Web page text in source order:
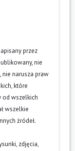
przez
nie
nie narusza praw
które
od wszelkich
wszelkie
źródeł.
zdjęcia,